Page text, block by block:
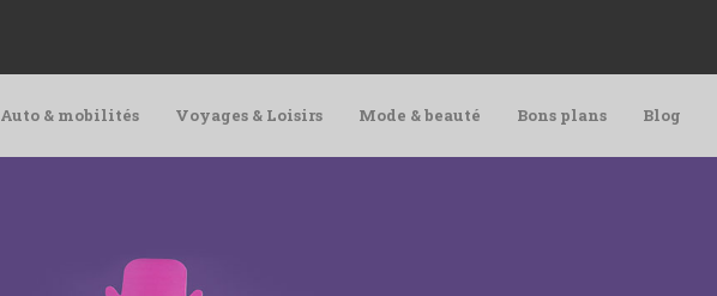
Auto & mobilités Voyages & Loisirs Mode & beauté Bons plans Blog